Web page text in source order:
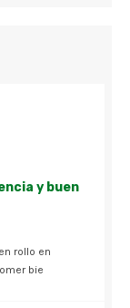
y buen
rollo en
bie